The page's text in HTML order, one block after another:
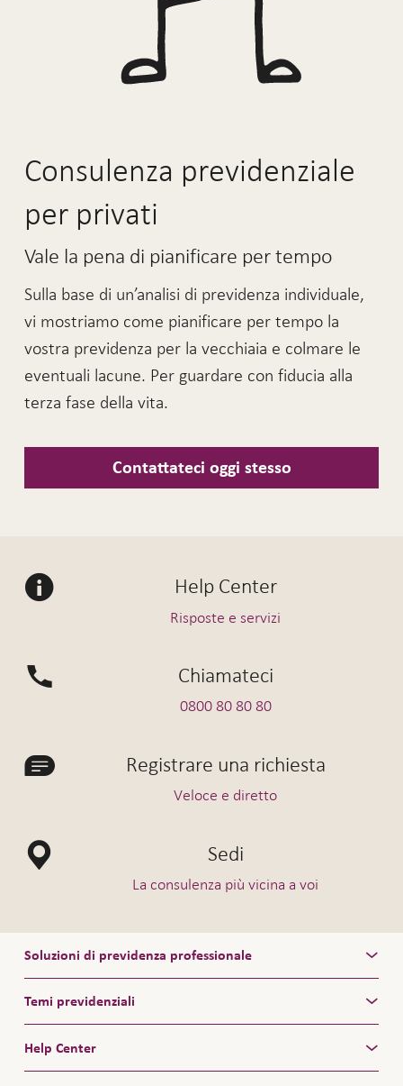
Consulenza previdenziale
per privati
Vale la pena di pianificare per tempo
Sulla base di un’analisi di previdenza individuale,
vi mostriamo come pianificare per tempo la
vostra previdenza per la vecchiaia e colmare le
eventuali lacune. Per guardare con fiducia alla
terza fase della vita.
Contattateci oggi stesso
Help Center
Risposte e servizi
Chiamateci
0800 80 80 80
Registrare una richiesta
Veloce e diretto
Sedi
La consulenza più vicina a voi
Soluzioni di previdenza professionale
Temi previdenziali
Help Center